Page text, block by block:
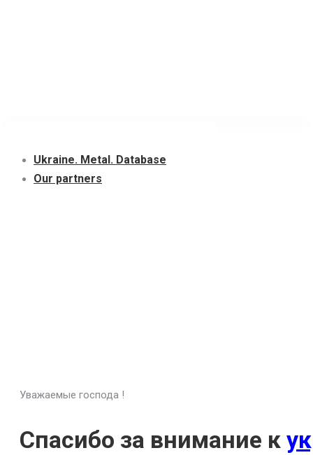
content
Ukraine. Metal. Database
Our partners
Уважаемые господа !
Спасибо за внимание к